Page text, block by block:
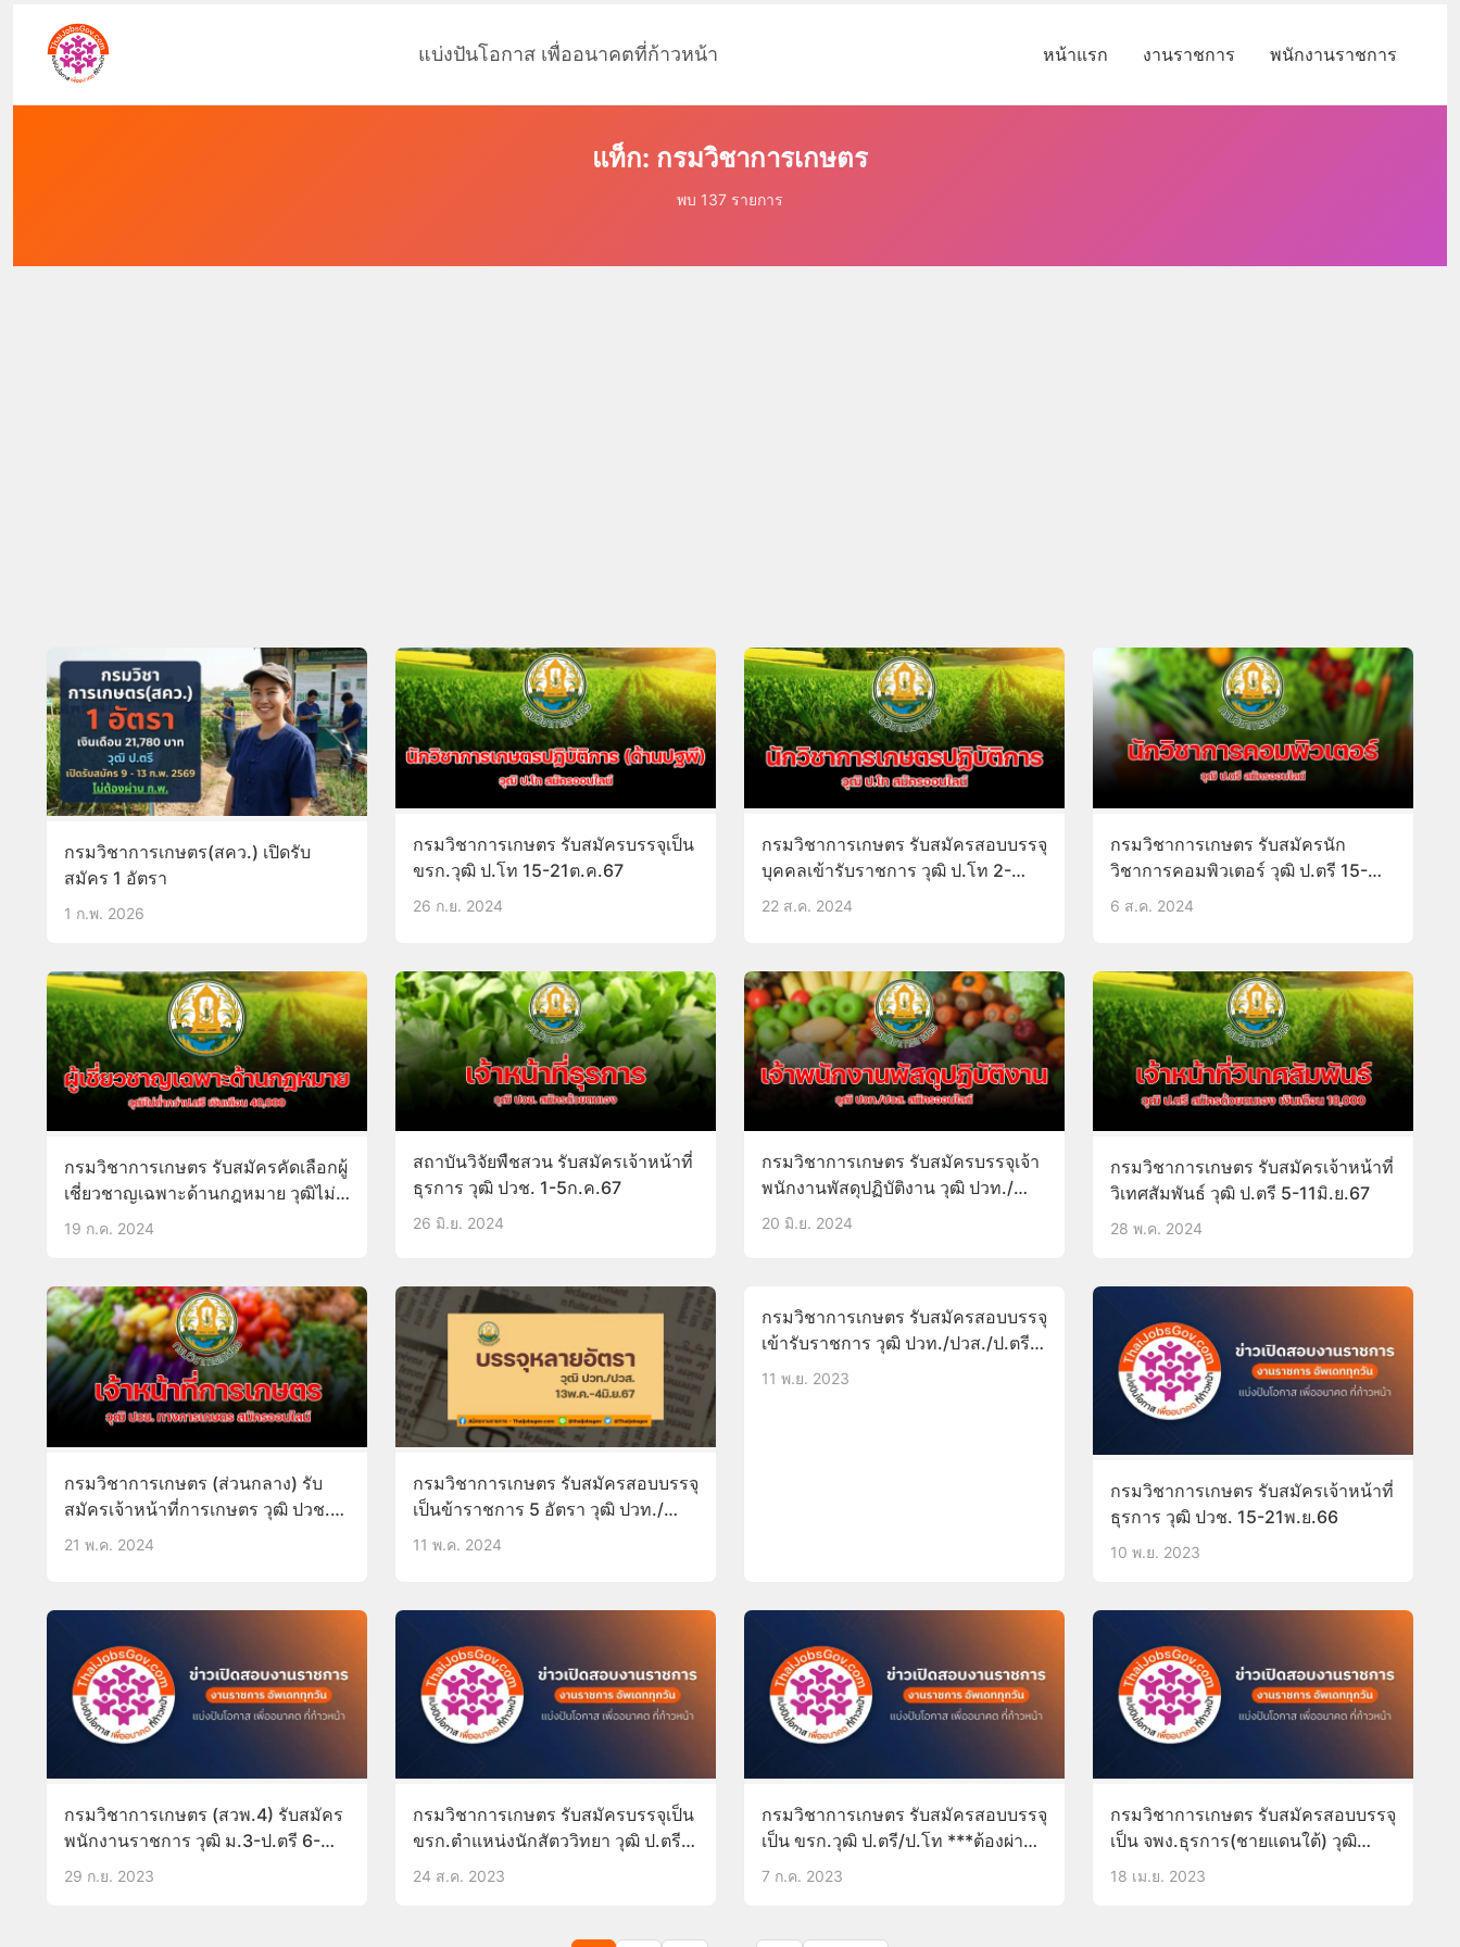
แบ่งปันโอกาส เพื่ออนาคตที่ก้าวหน้า หน้าแรก งานราชการ พนักงานราชการ
แท็ก: กรมวิชาการเกษตร
พบ 137 รายการ
กรมวิชาการเกษตร(สคว.) เปิดรับ
สมัคร 1 อัตรา
1 ก.พ. 2026
กรมวิชาการเกษตร รับสมัครบรรจุเป็น
ขรก.วุฒิ ป.โท 15-21ต.ค.67
26 ก.ย. 2024
กรมวิชาการเกษตร รับสมัครสอบบรรจุ
บุคคลเข้ารับราชการ วุฒิ ป.โท 2-
20ก.ย.67
22 ส.ค. 2024
กรมวิชาการเกษตร รับสมัครนัก
วิชาการคอมพิวเตอร์ วุฒิ ป.ตรี 15-
21ส.ค.67
6 ส.ค. 2024
กรมวิชาการเกษตร รับสมัครคัดเลือกผู้
เชี่ยวชาญเฉพาะด้านกฎหมาย วุฒิไม่
ต่ำกว่าป.ตรี 25ก.ค.-16ส.ค.67
19 ก.ค. 2024
สถาบันวิจัยพืชสวน รับสมัครเจ้าหน้าที่
ธุรการ วุฒิ ปวช. 1-5ก.ค.67
26 มิ.ย. 2024
กรมวิชาการเกษตร รับสมัครบรรจุเจ้า
พนักงานพัสดุปฏิบัติงาน วุฒิ ปวท./
ปวส. 26มิ.ย.-16ก.ค.67
20 มิ.ย. 2024
กรมวิชาการเกษตร รับสมัครเจ้าหน้าที่
วิเทศสัมพันธ์ วุฒิ ป.ตรี 5-11มิ.ย.67
28 พ.ค. 2024
กรมวิชาการเกษตร (ส่วนกลาง) รับ
สมัครเจ้าหน้าที่การเกษตร วุฒิ ปวช.
23-29พ.ค.67
21 พ.ค. 2024
กรมวิชาการเกษตร รับสมัครสอบบรรจุ
เป็นข้าราชการ 5 อัตรา วุฒิ ปวท./
ปวส. 13พ.ค.- 4มิ.ย.67
11 พ.ค. 2024
กรมวิชาการเกษตร รับสมัครสอบบรรจุ
เข้ารับราชการ วุฒิ ปวท./ปวส./ป.ตรี
15พ.ย.-7ธ.ค.66
11 พ.ย. 2023
กรมวิชาการเกษตร รับสมัครเจ้าหน้าที่
ธุรการ วุฒิ ปวช. 15-21พ.ย.66
10 พ.ย. 2023
กรมวิชาการเกษตร (สวพ.4) รับสมัคร
พนักงานราชการ วุฒิ ม.3-ป.ตรี 6-
12ต.ค.66
29 ก.ย. 2023
กรมวิชาการเกษตร รับสมัครบรรจุเป็น
ขรก.ตำแหน่งนักสัตววิทยา วุฒิ ป.ตรี
ผ่าน ก.พ. สมัครทางออนไลน์1-
24 ส.ค. 2023
กรมวิชาการเกษตร รับสมัครสอบบรรจุ
เป็น ขรก.วุฒิ ป.ตรี/ป.โท ***ต้องผ่าน
ก.พ.*** 17ก.ค.-9ส.ค.66
7 ก.ค. 2023
กรมวิชาการเกษตร รับสมัครสอบบรรจุ
เป็น จพง.ธุรการ(ชายแดนใต้) วุฒิ
ปวท.-ปวส.
18 เม.ย. 2023